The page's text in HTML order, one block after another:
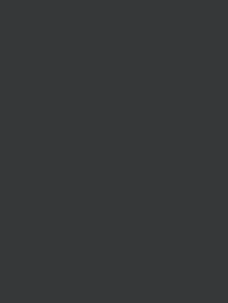
- Politica estera
corrente